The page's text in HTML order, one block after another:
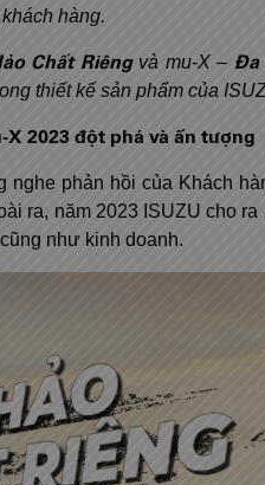
hàng.
Chất Riêngvà mu-X – Đa
thiết kế sản phẩm của
2023 đột phá và ấn tượng
nghe phản hồi của Khách
ra, năm 2023 ISUZU cho
như kinh doanh.